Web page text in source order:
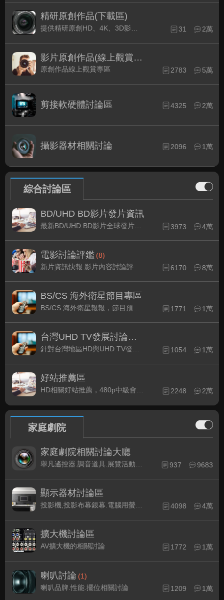
精研原創作品(下載區)
提供精研原創HD、4K、3D影片作品下載專區 31 2萬
影片原創作品(線上觀賞區)
原創作品線上觀賞專區 2783 5萬
剪接軟硬體討論區 4325 2萬
攝影器材相關討論 2096 1萬
綜合討論區
BD/UHD BD影片發片資訊
3973 4萬
電影討論評鑑 (8)
新片資訊快報.影片內容討論評
6170 8萬
BS/CS 海外衛星節目專區
1771 1萬
台灣UHD TV發展討論區
1054 1萬
好站推薦區
HD相關好站推薦，480p中級會員以上限定 2248 2萬
家庭劇院
家庭劇院相關討論大廳
937 9683
顯示器材討論區
4098 4萬
擴大機討論區
AV擴大機的相關討論 1772 1萬
喇叭討論 (1)
喇叭品牌.性能.擺位相關討論
1209 1萬